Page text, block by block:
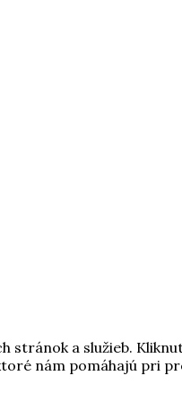
stránok a služieb.
nám pomáhajú pri